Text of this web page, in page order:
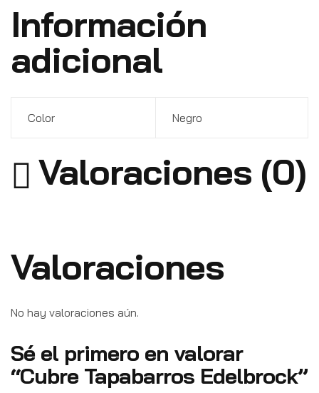
Información
adicional
Color Negro
Valoraciones (0)
Valoraciones
No hay valoraciones aún.
Sé el primero en valorar
“Cubre Tapabarros Edelbrock”